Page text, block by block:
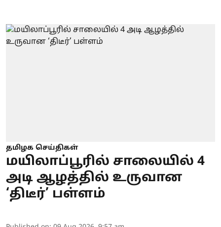
தமிழக செய்திகள்
மயிலாப்பூரில் சாலையில் 4
அடி ஆழத்தில் உருவான
‘திடீர்’ பள்ளம்